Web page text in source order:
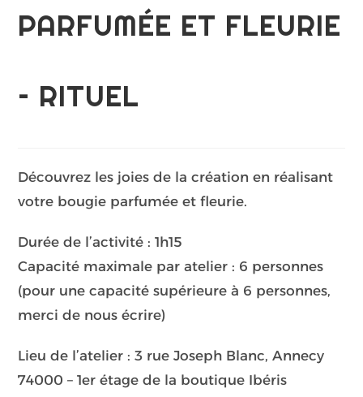
PARFUMÉE ET FLEURIE
– RITUEL
Découvrez les joies de la création en réalisant
votre bougie parfumée et fleurie.
Durée de l’activité : 1h15
Capacité maximale par atelier : 6 personnes
(pour une capacité supérieure à 6 personnes,
merci de nous écrire)
Lieu de l’atelier : 3 rue Joseph Blanc, Annecy
74000 – 1er étage de la boutique Ibéris